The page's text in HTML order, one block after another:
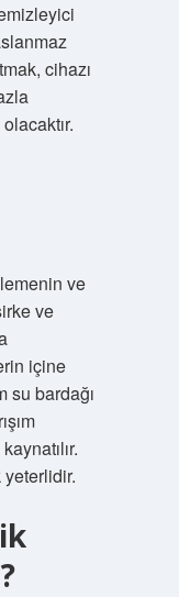
cihazı
ve
ve
içine
su bardağı